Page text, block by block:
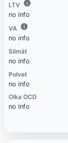
LTV
no info
VA
no info
Silmät
no info
Polvet
no info
Olka OCD
no info